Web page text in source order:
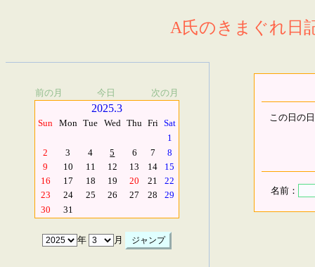
A氏のきまぐれ日
前の月 今日 次の月
2025.3
Sun Mon Tue Wed Thu Fri Sat
1
2
3 4 5 6 7
8
9
10 11 12 13 14
15
16
17 18 19 20 21
22
23
24 25 26 27 28
29
30
31
年 月
この日の
名前：